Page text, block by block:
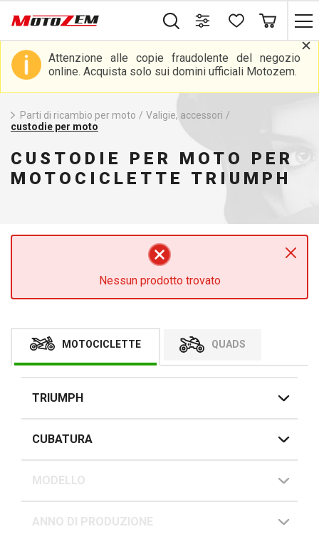
Attenzione alle copie fraudolente del negozio
online. Acquista solo sui domini ufficiali Motozem.
Parti di ricambio per moto / Valigie, accessori /
custodie per moto
CUSTODIE PER MOTO PER
MOTOCICLETTE TRIUMPH
Nessun prodotto trovato
MOTOCICLETTE QUADS
TRIUMPH
CUBATURA
MODELLO
ANNO DI PRODUZIONE